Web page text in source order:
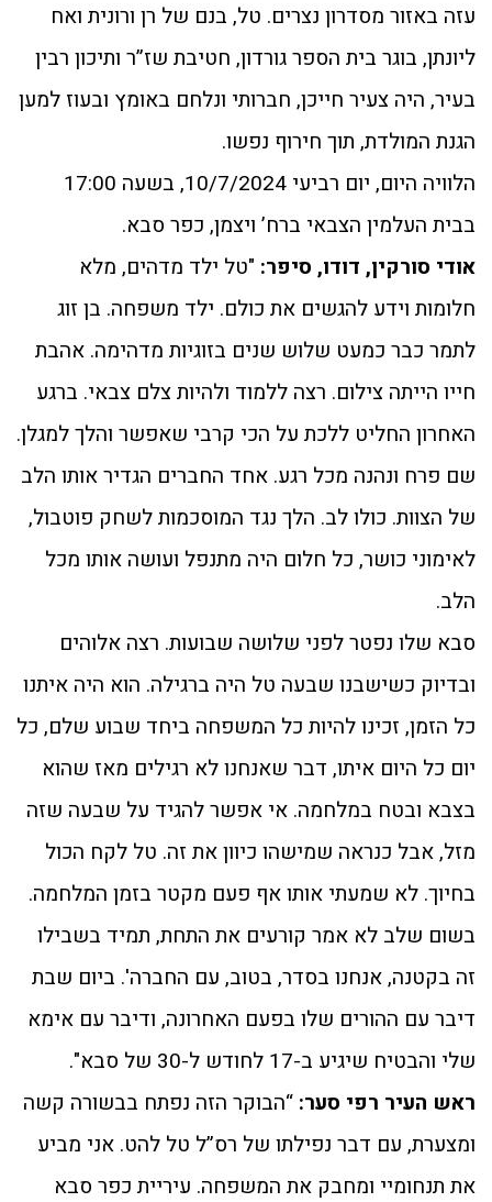
עזה באזור מסדרון נצרים. טל, בנם של רן ורונית ואח
ליונתן, בוגר בית הספר גורדון, חטיבת שז”ר ותיכון רבין
בעיר, היה צעיר חייכן, חברותי ונלחם באומץ ובעוז למען
הגנת המולדת, תוך חירוף נפשו.
הלוויה היום, יום רביעי 10/7/2024, בשעה 17:00
בבית העלמין הצבאי ברח’ ויצמן, כפר סבא.
אודי סורקין, דודו, סיפר: "טל ילד מדהים, מלא
חלומות וידע להגשים את כולם. ילד משפחה. בן זוג
לתמר כבר כמעט שלוש שנים בזוגיות מדהימה. אהבת
חייו הייתה צילום. רצה ללמוד ולהיות צלם צבאי. ברגע
האחרון החליט ללכת על הכי קרבי שאפשר והלך למגלן.
שם פרח ונהנה מכל רגע. אחד החברים הגדיר אותו הלב
של הצוות. כולו לב. הלך נגד המוסכמות לשחק פוטבול,
לאימוני כושר, כל חלום היה מתנפל ועושה אותו מכל
הלב.
סבא שלו נפטר לפני שלושה שבועות. רצה אלוהים
ובדיוק כשישבנו שבעה טל היה ברגילה. הוא היה איתנו
כל הזמן, זכינו להיות כל המשפחה ביחד שבוע שלם, כל
יום כל היום איתו, דבר שאנחנו לא רגילים מאז שהוא
בצבא ובטח במלחמה. אי אפשר להגיד על שבעה שזה
מזל, אבל כנראה שמישהו כיוון את זה. טל לקח הכול
בחיוך. לא שמעתי אותו אף פעם מקטר בזמן המלחמה.
בשום שלב לא אמר קורעים את התחת, תמיד בשבילו
זה בקטנה, אנחנו בסדר, בטוב, עם החברה'. ביום שבת
דיבר עם ההורים שלו בפעם האחרונה, ודיבר עם אימא
שלי והבטיח שיגיע ב-17 לחודש ל-30 של סבא".
ראש העיר רפי סער: “הבוקר הזה נפתח בבשורה קשה
ומצערת, עם דבר נפילתו של רס”ל טל להט. אני מביע
את תנחומיי ומחבק את המשפחה. עיריית כפר סבא